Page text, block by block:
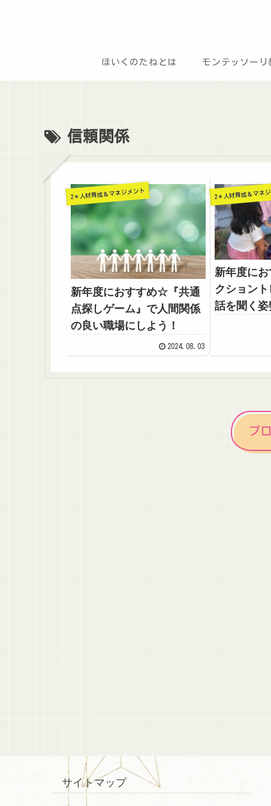
ほいくのたねとは モンテッソーリ
信頼関係
2＊人材育成＆マネジメント
新年度におすすめ☆『共通
点探しゲーム』で人間関係
の良い職場にしよう！
2024.08.03
2＊人材育成＆マネ
新年度に
クション
話を聞く
ブ
サイトマップ